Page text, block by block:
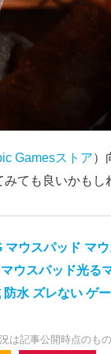
Gamesストア）
ても良いかもし
マウスパッド マ
ウスパッド光る
防水 ズレない ゲ
は記事公開時点のも